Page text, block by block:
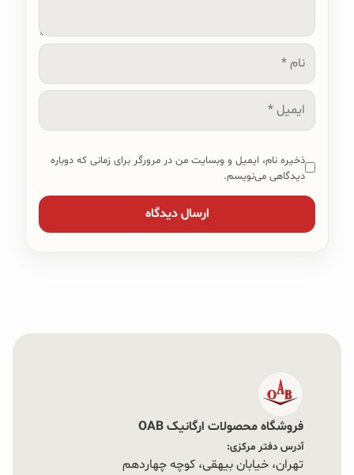
نام
ایمیل
ذخیره نام، ایمیل و وبسایت من در مرورگر برای زمانی که دوباره
دیدگاهی می‌نویسم.
فروشگاه محصولات ارگانیک OAB
آدرس دفتر مرکزی:
تهران، خیابان بیهقی، کوچه چهاردهم